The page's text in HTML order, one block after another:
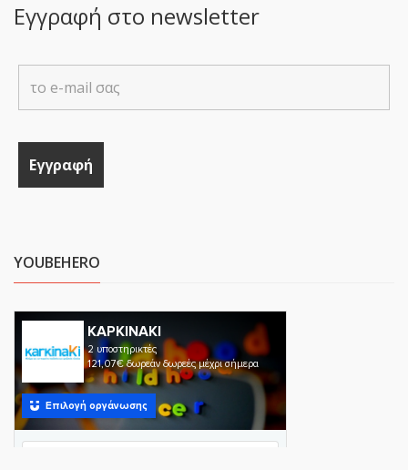
Εγγραφή στο newsletter
YOUBEHERO